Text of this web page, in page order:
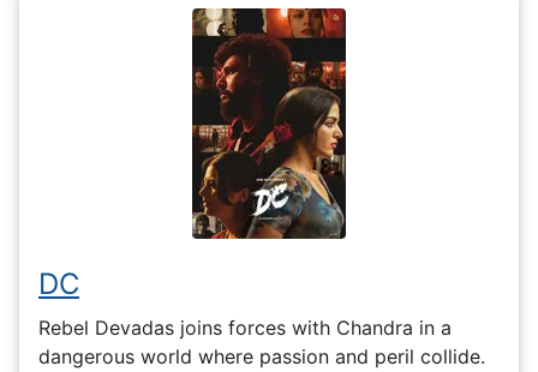
DC
Rebel Devadas joins forces with Chandra in a
dangerous world where passion and peril collide.